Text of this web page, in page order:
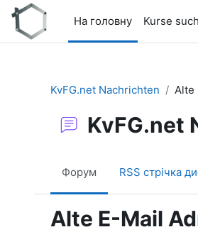
Перейти до головного вмісту
На головну
Kurse
KvFG.net Nachrichten
Alte
KvFG.net
Форум RSS стрічка
Alte E-Mail